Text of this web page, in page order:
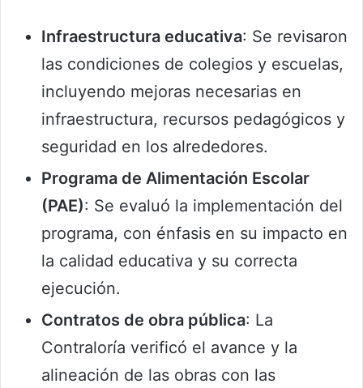
Infraestructura educativa: Se revisaron
las condiciones de colegios y escuelas,
incluyendo mejoras necesarias en
infraestructura, recursos pedagógicos y
seguridad en los alrededores.
Programa de Alimentación Escolar
(PAE): Se evaluó la implementación del
programa, con énfasis en su impacto en
la calidad educativa y su correcta
ejecución.
Contratos de obra pública: La
Contraloría verificó el avance y la
alineación de las obras con las